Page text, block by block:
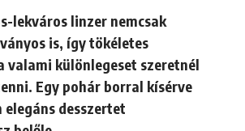
lekváros linzer nemcsak
is, így tökéletes
valami különlegeset szeretnél
Egy pohár borral kísérve
elegáns desszertet